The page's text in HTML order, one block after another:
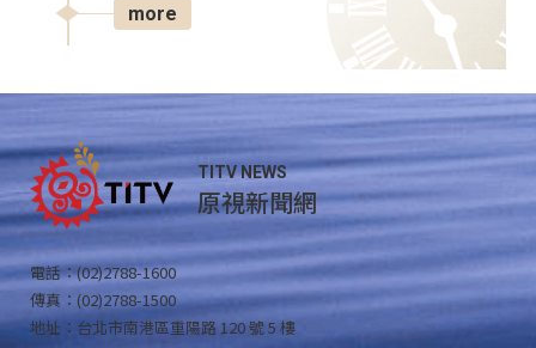
more
TITV NEWS
原視新聞網
電話：(02)2788-1600
傳真：(02)2788-1500
地址：台北市南港區重陽路 120 號 5 樓